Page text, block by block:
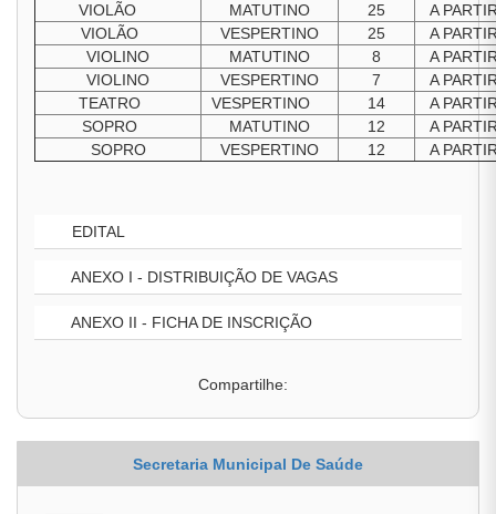
VIOLÃO
MATUTINO 25
A
VIOLÃO
VESPERTINO 25
A
VIOLINO
MATUTINO 8
A
VIOLINO
VESPERTINO 7
A
TEATRO
VESPERTINO 14
A
SOPRO
MATUTINO 12
A
SOPRO
VESPERTINO 12 A
EDITAL
ANEXO I - DISTRIBUIÇÃO DE VAGAS
ANEXO II - FICHA DE INSCRIÇÃO
Compartilhe:
Secretaria Municipal De Saúde